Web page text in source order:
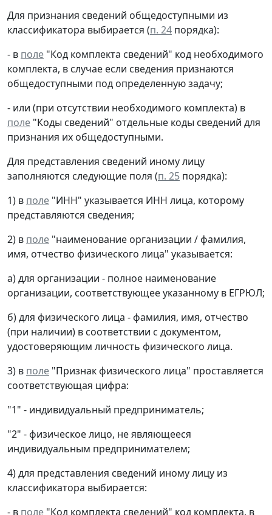
Для признания сведений общедоступными из
классификатора выбирается (п. 24 порядка):
- в поле "Код комплекта сведений" код необходимого
комплекта, в случае если сведения признаются
общедоступными под определенную задачу;
- или (при отсутствии необходимого комплекта) в
поле "Коды сведений" отдельные коды сведений для
признания их общедоступными.
Для представления сведений иному лицу
заполняются следующие поля (п. 25 порядка):
1) в поле "ИНН" указывается ИНН лица, которому
представляются сведения;
2) в поле "наименование организации / фамилия,
имя, отчество физического лица" указывается:
а) для организации - полное наименование
организации, соответствующее указанному в ЕГРЮЛ;
б) для физического лица - фамилия, имя, отчество
(при наличии) в соответствии с документом,
удостоверяющим личность физического лица.
3) в поле "Признак физического лица" проставляется
соответствующая цифра:
"1" - индивидуальный предприниматель;
"2" - физическое лицо, не являющееся
индивидуальным предпринимателем;
4) для представления сведений иному лицу из
классификатора выбирается:
- в поле "Код комплекта сведений" код комплекта, в